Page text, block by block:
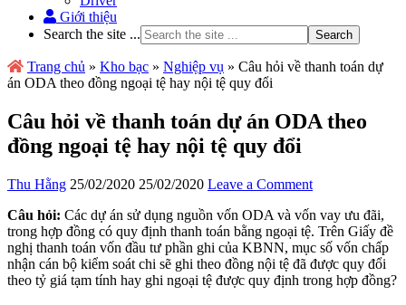
Giới thiệu
Search the site ...
Trang chủ » Kho bạc » Nghiệp vụ » Câu hỏi về thanh toán dự
án ODA theo đồng ngoại tệ hay nội tệ quy đổi
Câu hỏi về thanh toán dự án ODA theo
đồng ngoại tệ hay nội tệ quy đổi
Thu Hằng 25/02/2020 25/02/2020 Leave a Comment
Câu hỏi: Các dự án sử dụng nguồn vốn ODA và vốn vay ưu đãi,
trong hợp đồng có quy định thanh toán bằng ngoại tệ. Trên Giấy đề
nghị thanh toán vốn đầu tư phần ghi của KBNN, mục số vốn chấp
nhận cán bộ kiểm soát chi sẽ ghi theo đồng nội tệ đã được quy đổi
theo tỷ giá tạm tính hay ghi ngoại tệ được quy định trong hợp đồng?